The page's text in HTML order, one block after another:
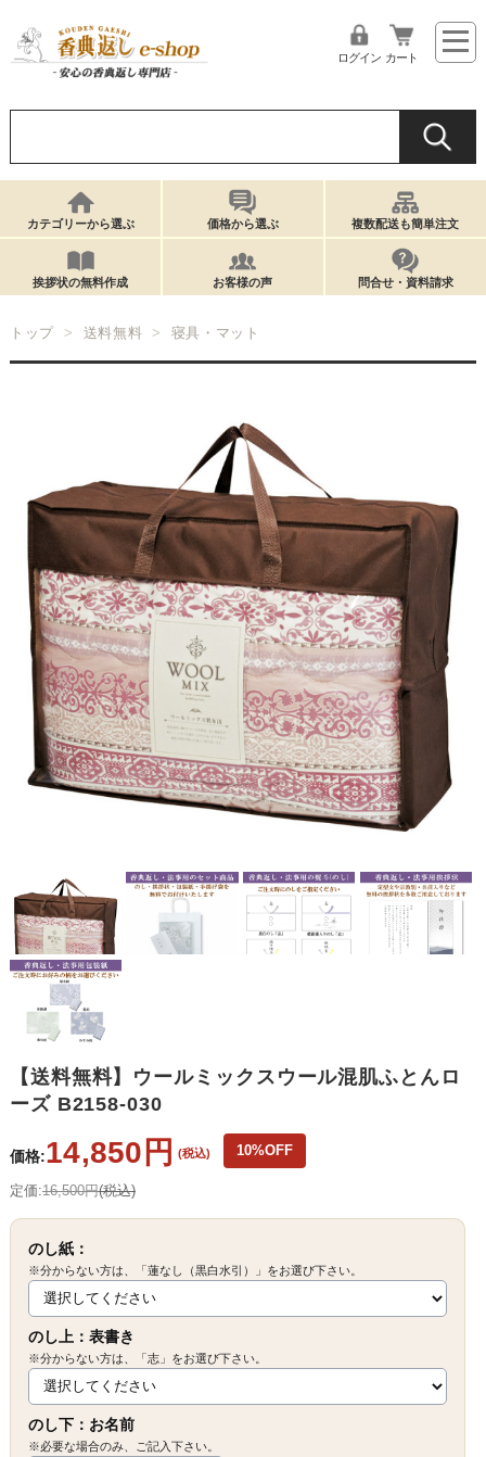
ログイン カート
カテゴリーから選ぶ 価格から選ぶ 複数配送も簡単注文
挨拶状の無料作成 お客様の声 問合せ・資料請求
トップ 送料無料 寝具・マット
【送料無料】ウールミックスウール混肌ふとんロ
ーズ B2158-030
定価:16,500円(税込)
価格:14,850円 (税込) 10%OFF
のし紙：
※分からない方は、「蓮なし（黒白水引）」をお選び下さい。
のし上：表書き
※分からない方は、「志」をお選び下さい。
のし下：お名前
※必要な場合のみ、ご記入下さい。